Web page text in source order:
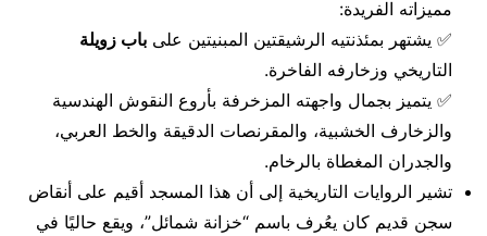
مميزاته الفريدة:
✅ يشتهر بمئذنتيه الرشيقتين المبنيتين على باب زويلة
التاريخي وزخارفه الفاخرة.
✅ يتميز بجمال واجهته المزخرفة بأروع النقوش الهندسية
والزخارف الخشبية، والمقرنصات الدقيقة والخط العربي،
والجدران المغطاة بالرخام.
تشير الروايات التاريخية إلى أن هذا المسجد أقيم على أنقاض
سجن قديم كان يعُرف باسم “خزانة شمائل”، ويقع حاليًا في